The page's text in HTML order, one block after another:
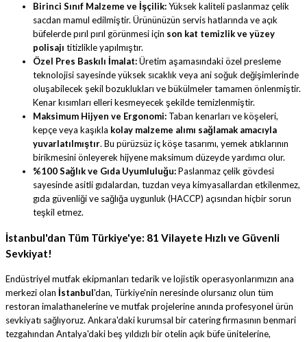
Birinci Sınıf Malzeme ve İşçilik:Yüksek kaliteli paslanmaz çelik
sacdan mamul edilmiştir. Ürününüzün servis hatlarında ve açık
büfelerde pırıl pırıl görünmesi için son kat temizlik ve yüzey
polisajı titizlikle yapılmıştır.
Özel Pres Baskılı İmalat:Üretim aşamasındaki özel presleme
teknolojisi sayesinde yüksek sıcaklık veya ani soğuk değişimlerinde
oluşabilecek şekil bozuklukları ve bükülmeler tamamen önlenmiştir.
Kenar kısımları elleri kesmeyecek şekilde temizlenmiştir.
Maksimum Hijyen ve Ergonomi: Taban kenarları ve köşeleri,
kepçe veya kaşıkla kolay malzeme alımı sağlamak amacıyla
yuvarlatılmıştır. Bu pürüzsüz iç köşe tasarımı, yemek atıklarının
birikmesini önleyerek hijyene maksimum düzeyde yardımcı olur.
%100 Sağlık ve Gıda Uyumluluğu:Paslanmaz çelik gövdesi
sayesinde asitli gıdalardan, tuzdan veya kimyasallardan etkilenmez,
gıda güvenliği ve sağlığa uygunluk (HACCP) açısından hiçbir sorun
teşkil etmez.
İstanbul'dan Tüm Türkiye'ye: 81 Vilayete Hızlı ve Güvenli
Sevkiyat!
Endüstriyel mutfak ekipmanları tedarik ve lojistik operasyonlarımızın ana
merkezi olan İstanbul'dan, Türkiye'nin neresinde olursanız olun tüm
restoran imalathanelerine ve mutfak projelerine anında profesyonel ürün
sevkiyatı sağlıyoruz. Ankara'daki kurumsal bir catering firmasının benmari
tezgahından Antalya'daki beş yıldızlı bir otelin açık büfe ünitelerine,